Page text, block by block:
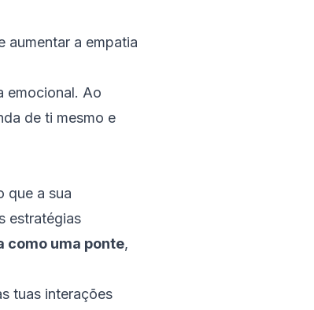
aumentar a empatia
emocional. Ao
de ti mesmo e
que a sua
estratégias
como uma ponte,
tuas interações